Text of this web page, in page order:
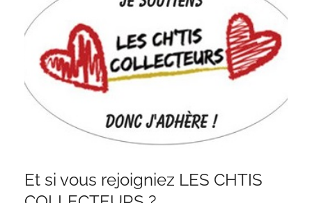
Et si vous rejoigniez LES CHTIS